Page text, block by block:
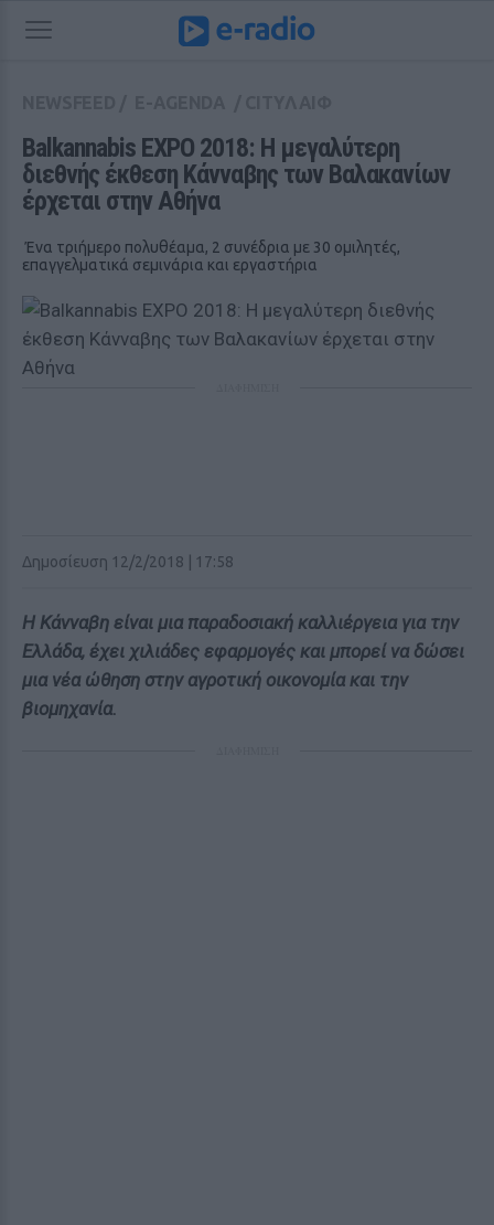
Balkannabis EXPO 2018: Η μεγαλύτερη
διεθνής έκθεση Κάνναβης των Βαλακανίων
έρχεται στην Αθήνα
Ένα τριήμερο πολυθέαμα, 2 συνέδρια με 30 ομιλητές,
επαγγελματικά σεμινάρια και εργαστήρια
Δημοσίευση 12/2/2018 | 17:58
Η Κάνναβη είναι μια παραδοσιακή καλλιέργεια για την
Ελλάδα, έχει χιλιάδες εφαρμογές και μπορεί να δώσει
μια νέα ώθηση στην αγροτική οικονομία και την
βιομηχανία.